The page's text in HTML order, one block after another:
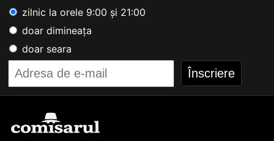
zilnic la orele 9:00 și 21:00
doar dimineața
doar seara